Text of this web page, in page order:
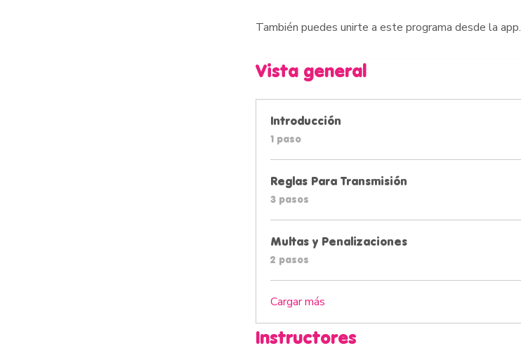
También puedes unirte a este programa desde la app.
Vista general
Introducción
.
1 paso
Reglas Para Transmisión
.
3 pasos
Multas y Penalizaciones
.
2 pasos
Cargar más
Instructores